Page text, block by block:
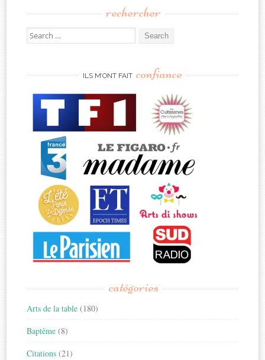
rechercher
Search
for:
ILS M’ONT FAIT confiance
catégories
Arts de la table (180)
Baptême (8)
Citations (21)